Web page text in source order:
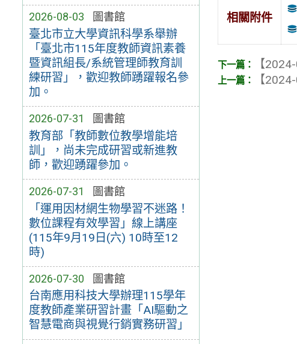
2026-08-03 圖書館
臺北市立大學資訊科學系舉辦
「臺北市115年度教師資訊素養
暨資訊組長/系統管理師教育訓
練研習」，歡迎教師踴躍報名參
加。
2026-07-31 圖書館
教育部「教師數位教學增能培
訓」，尚未完成研習或新進教
師，歡迎踴躍參加。
2026-07-31 圖書館
「運用因材網生物學習不迷路！
數位課程有效學習」線上講座
(115年9月19日(六) 10時至12
時)
2026-07-30 圖書館
台南應用科技大學辦理115學年
度教師產業研習計畫「AI驅動之
智慧電商與視覺行銷實務研習」
相關附件
【
【